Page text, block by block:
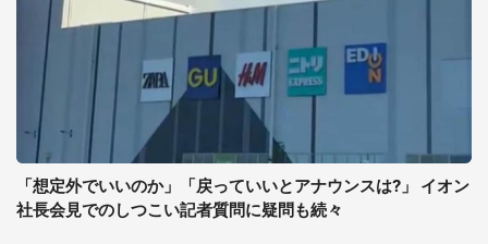
「想定外でいいのか」「戻っていいとアナウンスは?」 イオン
社長会見でのしつこい記者質問に疑問も続々